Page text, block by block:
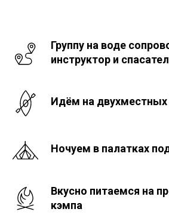
Группу на воде
инструктор и
Идём на двухместных
Ночуем в палатках
Вкусно питаемся на
кэмпа